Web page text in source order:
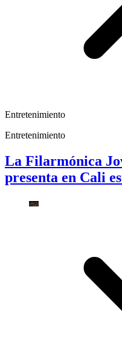
Entretenimiento
Entretenimiento
La Filarmónica
presenta en Cali